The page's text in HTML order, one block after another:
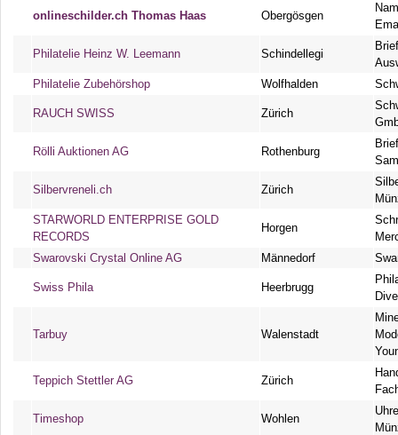
onlineschilder.ch Thomas Haas Obergösgen
Philatelie Heinz W. Leemann Schindellegi
Philatelie Zubehörshop
Wolfhalden
RAUCH SWISS Zürich
Rölli Auktionen AG Rothenburg
Silbervreneli.ch Zürich
STARWORLD ENTERPRISE GOLD
RECORDS
Horgen
Swarovski Crystal Online AG
Männedorf
Swiss Phila Heerbrugg
Tarbuy Walenstadt
Teppich Stettler AG Zürich
Timeshop Wohlen